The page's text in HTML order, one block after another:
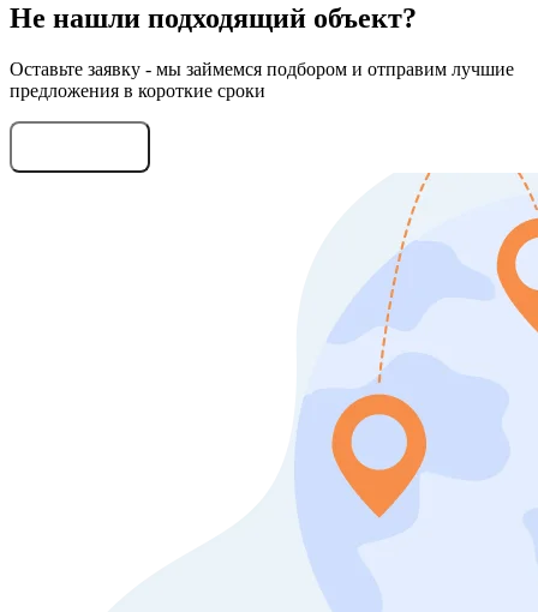
Не нашли подходящий объект?
Оставьте заявку - мы займемся подбором и отправим лучшие
предложения в короткие сроки